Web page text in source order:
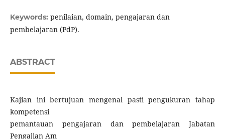
Keywords: penilaian, domain, pengajaran dan
pembelajaran (PdP).
ABSTRACT
Kajian ini bertujuan mengenal pasti pengukuran tahap
kompetensi
pemantauan pengajaran dan pembelajaran Jabatan
Pengajian Am